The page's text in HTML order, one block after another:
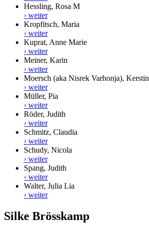
Hessling, Rosa M
› weiter
Kropfitsch, Maria
› weiter
Kuprat, Anne Marie
› weiter
Meiner, Karin
› weiter
Moersch (aka Nisrek Varhonja), Kerstin
› weiter
Müller, Pia
› weiter
Röder, Judith
› weiter
Schmitz, Claudia
› weiter
Schudy, Nicola
› weiter
Spang, Judith
› weiter
Walter, Julia Lia
› weiter
Silke Brösskamp